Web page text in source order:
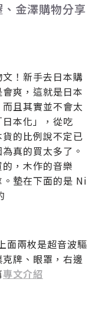
金澤購物分享
！新手去日本購
爽，這就是日本
且其實並不會太
本化」，從吃
的比例說不定已
真的買太多了。
，木作的音樂
墊在下面的是 Ni
面兩枚是超音波驅
牌、眼罩，右邊
專文介紹